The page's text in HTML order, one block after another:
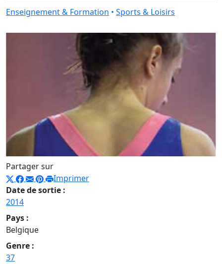
Enseignement & Formation • Sports & Loisirs
Partager sur
Imprimer
Date de sortie :
2014
Pays :
Belgique
Genre :
37